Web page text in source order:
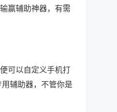
赢辅助神器，有需
可以自定义手机打
辅助器，不管你是